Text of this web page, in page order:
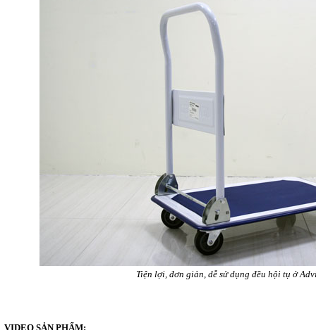
Tiện lợi, đơn giản, dễ sử dụng đều hội tụ ở
VIDEO SẢN PHẨM: